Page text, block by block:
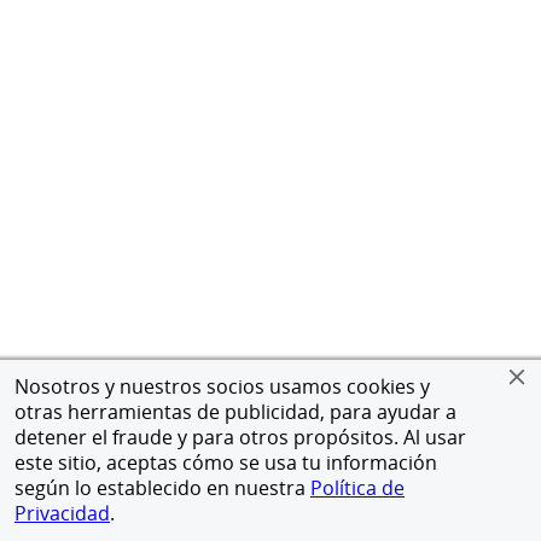
Nosotros y nuestros socios usamos cookies y
otras herramientas de publicidad, para ayudar a
detener el fraude y para otros propósitos. Al usar
este sitio, aceptas cómo se usa tu información
según lo establecido en nuestra Política de
Privacidad.